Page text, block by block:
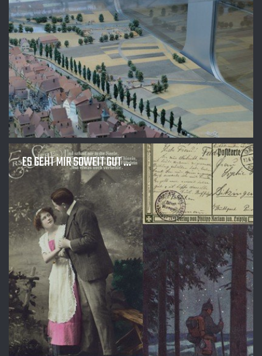
ES GEHT MIR SOWEIT GUT …